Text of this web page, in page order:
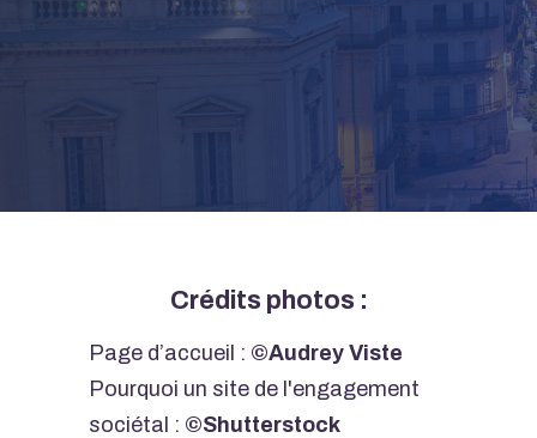
Crédits photos :
Page d’accueil : ©Audrey Viste
Pourquoi un site de l'engagement
sociétal : ©Shutterstock